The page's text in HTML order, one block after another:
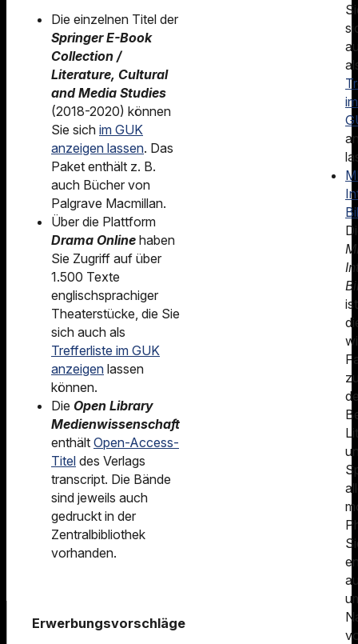
Die einzelnen Titel der
Springer E-Book
Collection /
Literature, Cultural
and Media Studies
(2018-2020) können
Sie sich im GUK
anzeigen lassen. Das
Paket enthält z. B.
auch Bücher von
Palgrave Macmillan.
Über die Plattform
Drama Online haben
Sie Zugriff auf über
1.500 Texte
englischsprachiger
Theaterstücke, die Sie
sich auch als
Trefferliste im GUK
anzeigen lassen
können.
Die Open Library
Medienwissenschaft
enthält Open-Access-
Titel des Verlags
transcript. Die Bände
sind jeweils auch
gedruckt in der
Zentralbibliothek
vorhanden.
Erwerbungsvorschläge
im
ist